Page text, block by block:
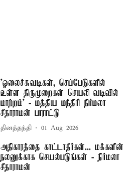
'ஓலைச்சுவடிகள், செப்பேடுகளில்
உள்ள திருமுறைகள் செயலி வடிவில்
மாற்றம்' - மத்திய மந்திரி நிர்மலா
சீதாராமன் பாராட்டு
தினத்தந்தி 01 Aug 2026
அதிகாரத்தை காட்டாதீர்கள்... மக்களின்
நலனுக்காக செயல்படுங்கள் - நிர்மலா
சீதாராமன்